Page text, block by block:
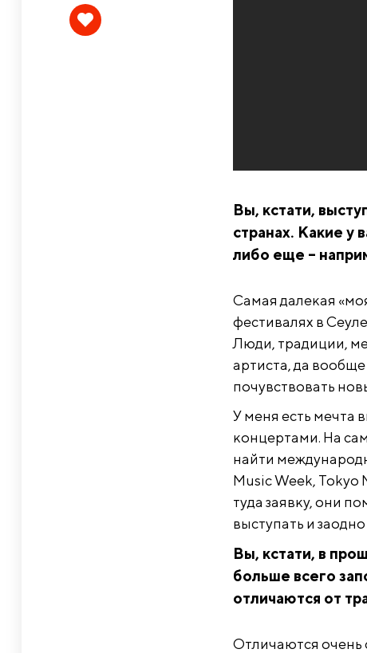
Вы, кстати,
странах. Какие у
либо еще –
Самая далекая
фестивалях в
Люди, традиции,
артиста, да
почувствовать
У меня есть мечта
концертами. На
найти
Music Week, Tokyo
туда заявку, они
выступать и
Вы, кстати, в
больше всего
отличаются от
Отличаются очень